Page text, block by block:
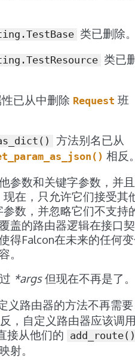
类已删除
类已
性已从中删除 Request 班
方法别名已从
相反
参数和关键字参数，并
在，只允许它们接受其
数，并忽略它们不支持
盖的路由器逻辑在接口
得Falcon在未来的任何
。
*args但现在不再是了。
义路由器的方法不再需要
，自定义路由器应该调
接从他们的 add_route()
射。